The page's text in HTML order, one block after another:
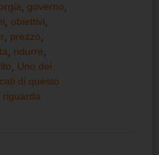
governo
obiettivi
prezzo
ridurre
Uno dei
di questo
riguarda